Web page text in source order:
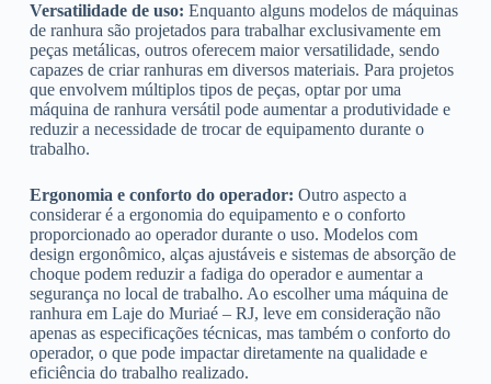
Versatilidade de uso: Enquanto alguns modelos de máquinas
de ranhura são projetados para trabalhar exclusivamente em
peças metálicas, outros oferecem maior versatilidade, sendo
capazes de criar ranhuras em diversos materiais. Para projetos
que envolvem múltiplos tipos de peças, optar por uma
máquina de ranhura versátil pode aumentar a produtividade e
reduzir a necessidade de trocar de equipamento durante o
trabalho.
Ergonomia e conforto do operador: Outro aspecto a
considerar é a ergonomia do equipamento e o conforto
proporcionado ao operador durante o uso. Modelos com
design ergonômico, alças ajustáveis e sistemas de absorção de
choque podem reduzir a fadiga do operador e aumentar a
segurança no local de trabalho. Ao escolher uma máquina de
ranhura em Laje do Muriaé – RJ, leve em consideração não
apenas as especificações técnicas, mas também o conforto do
operador, o que pode impactar diretamente na qualidade e
eficiência do trabalho realizado.